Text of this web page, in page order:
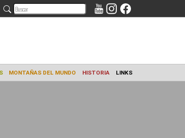
CAPACITACIONES MONTAÑAS DEL MUNDO HISTORIA